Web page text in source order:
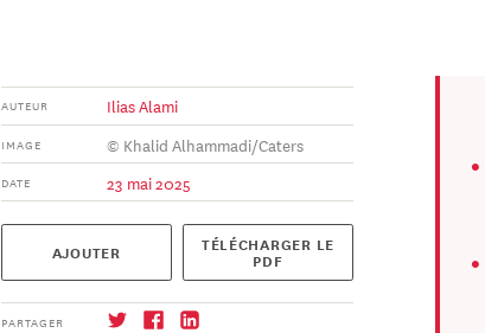
AUTEUR Ilias Alami
IMAGE © Khalid Alhammadi/Caters
DATE 23 mai 2025
AJOUTER TÉLÉCHARGER LE
PDF
PARTAGER